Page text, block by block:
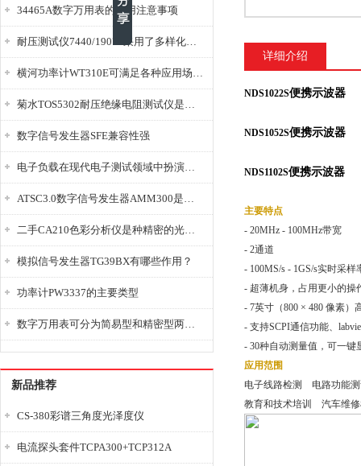
34465A数字万用表的使用注意事项
耐压测试仪7440/19073采用了多样化的功能设计
横河功率计WT310E可满足各种应用场景的需求
菊水TOS5302耐压绝缘电阻测试仪是种重要的电气安全检测设备
数字信号发生器SFE兼容性强
电子负载在现代电子测试领域中扮演着重要的角色
ATSC3.0数字信号发生器AMM300是能够产生各种数字信号的电子设备
二手CA210色彩分析仪是种精密的光学测量仪器
模拟信号发生器TG39BX有哪些作用？
功率计PW3337的主要类型
数字万用表可分为简易型和精密型两大类
新品推荐
CS-380彩谱三角度光泽度仪
电流探头套件TCPA300+TCP312A
详细介绍
NDS1022S便携示波器
NDS1052S便携示波器
NDS1102S便携示波器
主要特点
- 20MHz - 100MHz带宽
- 2通道
- 100MS/s - 1GS/s实时采样
- 超薄机身，占用更小的操
- 7英寸（800 × 480 像素）
- 支持SCPI通信功能、
- 30种自动测量值，可一键
应用范围
电子线路检测 电路功能
教育和技术培训 汽车维